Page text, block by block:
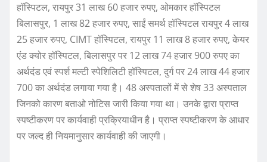
हॉस्पिटल, रायपुर 31 लाख 60 हजार रुपए, ओमकार हॉस्पिटल
बिलासपुर, 1 लाख 82 हजार रुपए, साईं समर्थ हॉस्पिटल रायपुर 4 लाख
25 हजार रुपए, CIMT हॉस्पिटल, रायपुर 11 लाख 8 हजार रुपए, केयर
एंड क्योर हॉस्पिटल, बिलासपुर पर 12 लाख 74 हजार 900 रुपए का
अर्थदंड एवं स्पर्श मल्टी स्पेशिलिटी हॉस्पिटल, दुर्ग पर 24 लाख 44 हजार
700 का अर्थदंड लगाया गया है। 48 अस्पतालों में से शेष 33 अस्पताल
जिनको कारण बताओ नोटिस जारी किया गया था। उनके द्वारा प्राप्त
स्पष्टीकरण पर कार्यवाही प्रक्रियाधीन है। प्राप्त स्पष्टीकरण के आधार
पर जल्द ही नियमानुसार कार्यवाही की जाएगी।